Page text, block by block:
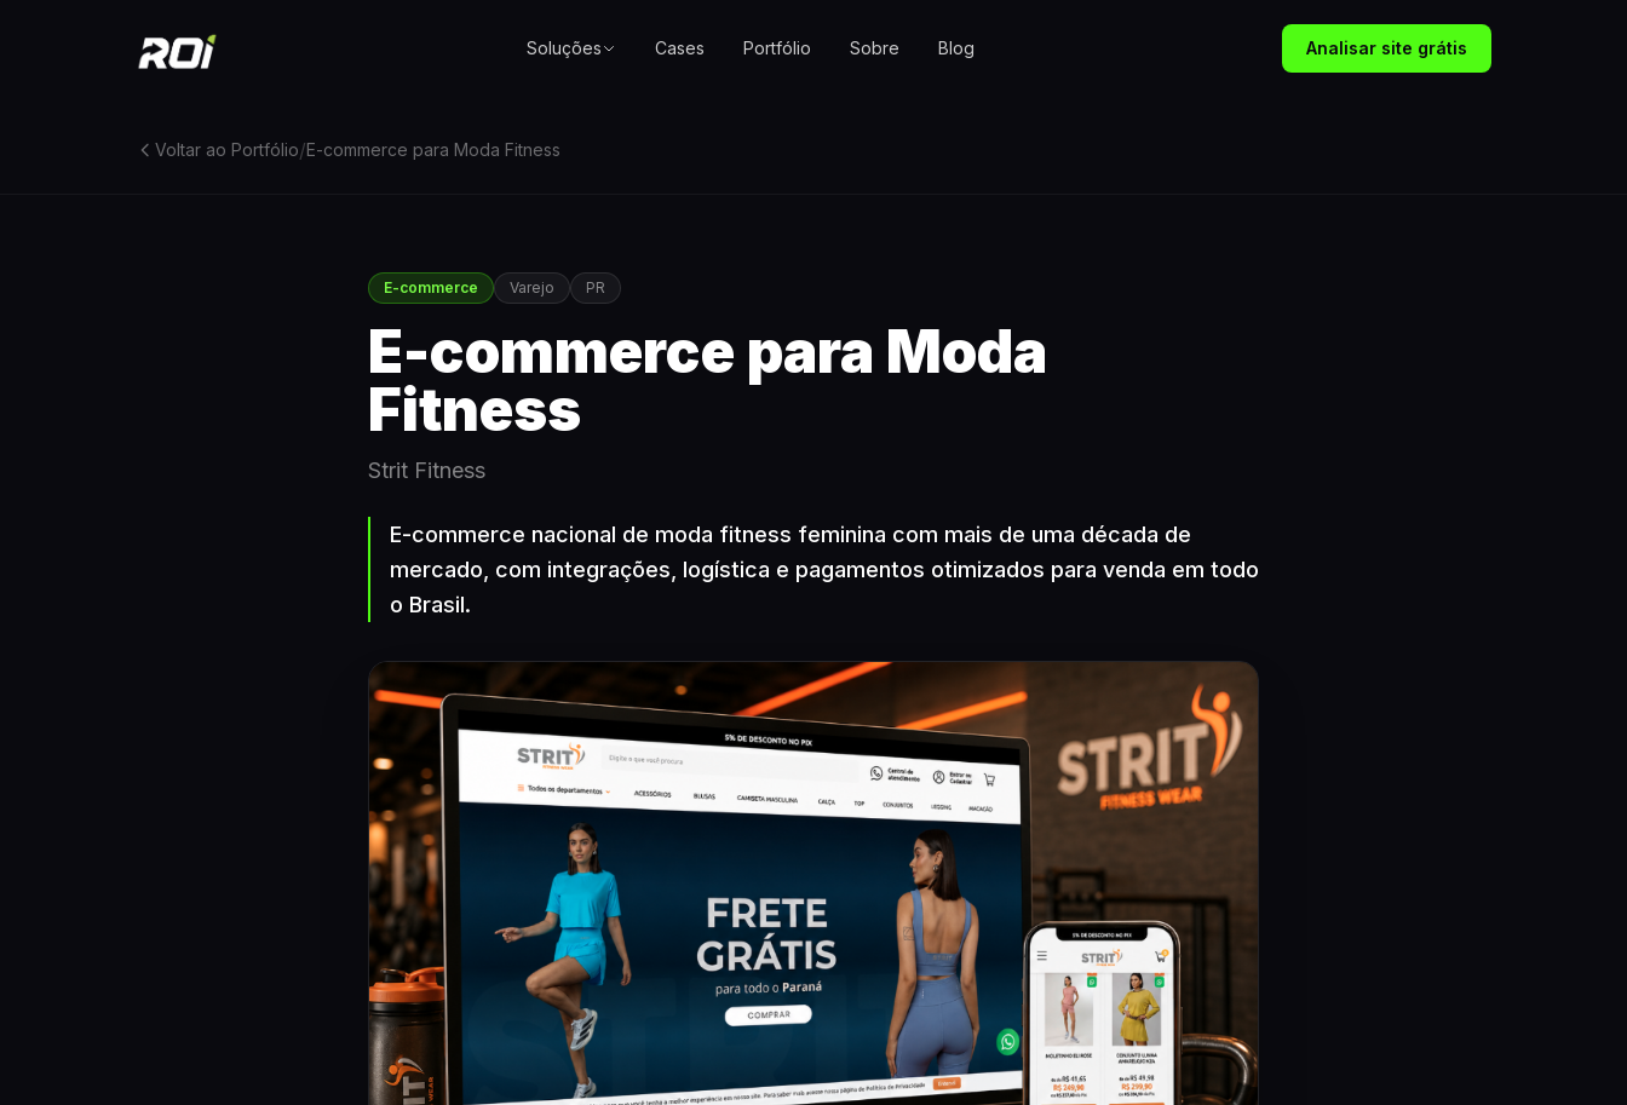
Soluções Cases Portfólio Sobre Blog Analisar site grátis
Voltar ao Portfólio/E-commerce para Moda Fitness
E-commerce Varejo PR
E-commerce para Moda
Fitness
Strit Fitness
E-commerce nacional de moda fitness feminina com mais de uma década de
mercado, com integrações, logística e pagamentos otimizados para venda em todo
o Brasil.